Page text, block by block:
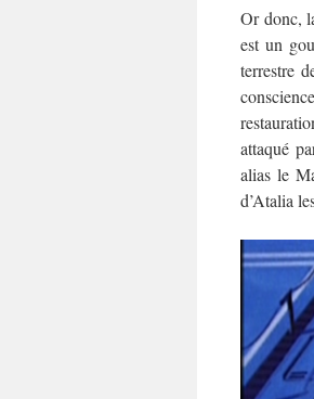
Or donc,
est un
terrestre
attaqué
alias le
d’Atalia